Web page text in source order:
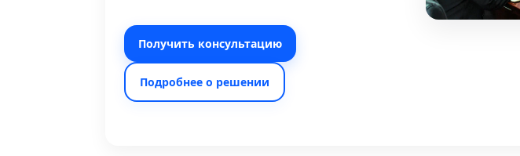
Получить консультацию
Подробнее о решении